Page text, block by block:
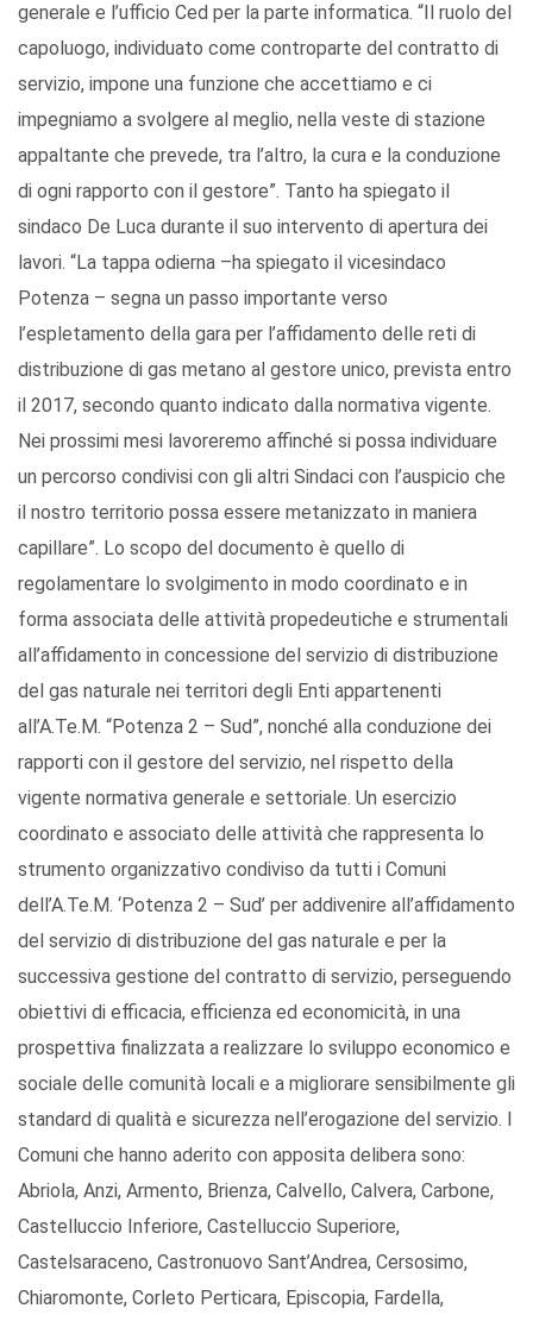
generale e l’ufficio Ced per la parte informatica. “Il ruolo del
capoluogo, individuato come controparte del contratto di
servizio, impone una funzione che accettiamo e ci
impegniamo a svolgere al meglio, nella veste di stazione
appaltante che prevede, tra l’altro, la cura e la conduzione
di ogni rapporto con il gestore”. Tanto ha spiegato il
sindaco De Luca durante il suo intervento di apertura dei
lavori. “La tappa odierna –ha spiegato il vicesindaco
Potenza – segna un passo importante verso
l’espletamento della gara per l’affidamento delle reti di
distribuzione di gas metano al gestore unico, prevista entro
il 2017, secondo quanto indicato dalla normativa vigente.
Nei prossimi mesi lavoreremo affinché si possa individuare
un percorso condivisi con gli altri Sindaci con l’auspicio che
il nostro territorio possa essere metanizzato in maniera
capillare”. Lo scopo del documento è quello di
regolamentare lo svolgimento in modo coordinato e in
forma associata delle attività propedeutiche e strumentali
all’affidamento in concessione del servizio di distribuzione
del gas naturale nei territori degli Enti appartenenti
all’A.Te.M. “Potenza 2 – Sud”, nonché alla conduzione dei
rapporti con il gestore del servizio, nel rispetto della
vigente normativa generale e settoriale. Un esercizio
coordinato e associato delle attività che rappresenta lo
strumento organizzativo condiviso da tutti i Comuni
dell’A.Te.M. ‘Potenza 2 – Sud’ per addivenire all’affidamento
del servizio di distribuzione del gas naturale e per la
successiva gestione del contratto di servizio, perseguendo
obiettivi di efficacia, efficienza ed economicità, in una
prospettiva finalizzata a realizzare lo sviluppo economico e
sociale delle comunità locali e a migliorare sensibilmente gli
standard di qualità e sicurezza nell’erogazione del servizio. I
Comuni che hanno aderito con apposita delibera sono:
Abriola, Anzi, Armento, Brienza, Calvello, Calvera, Carbone,
Castelluccio Inferiore, Castelluccio Superiore,
Castelsaraceno, Castronuovo Sant’Andrea, Cersosimo,
Chiaromonte, Corleto Perticara, Episcopia, Fardella,